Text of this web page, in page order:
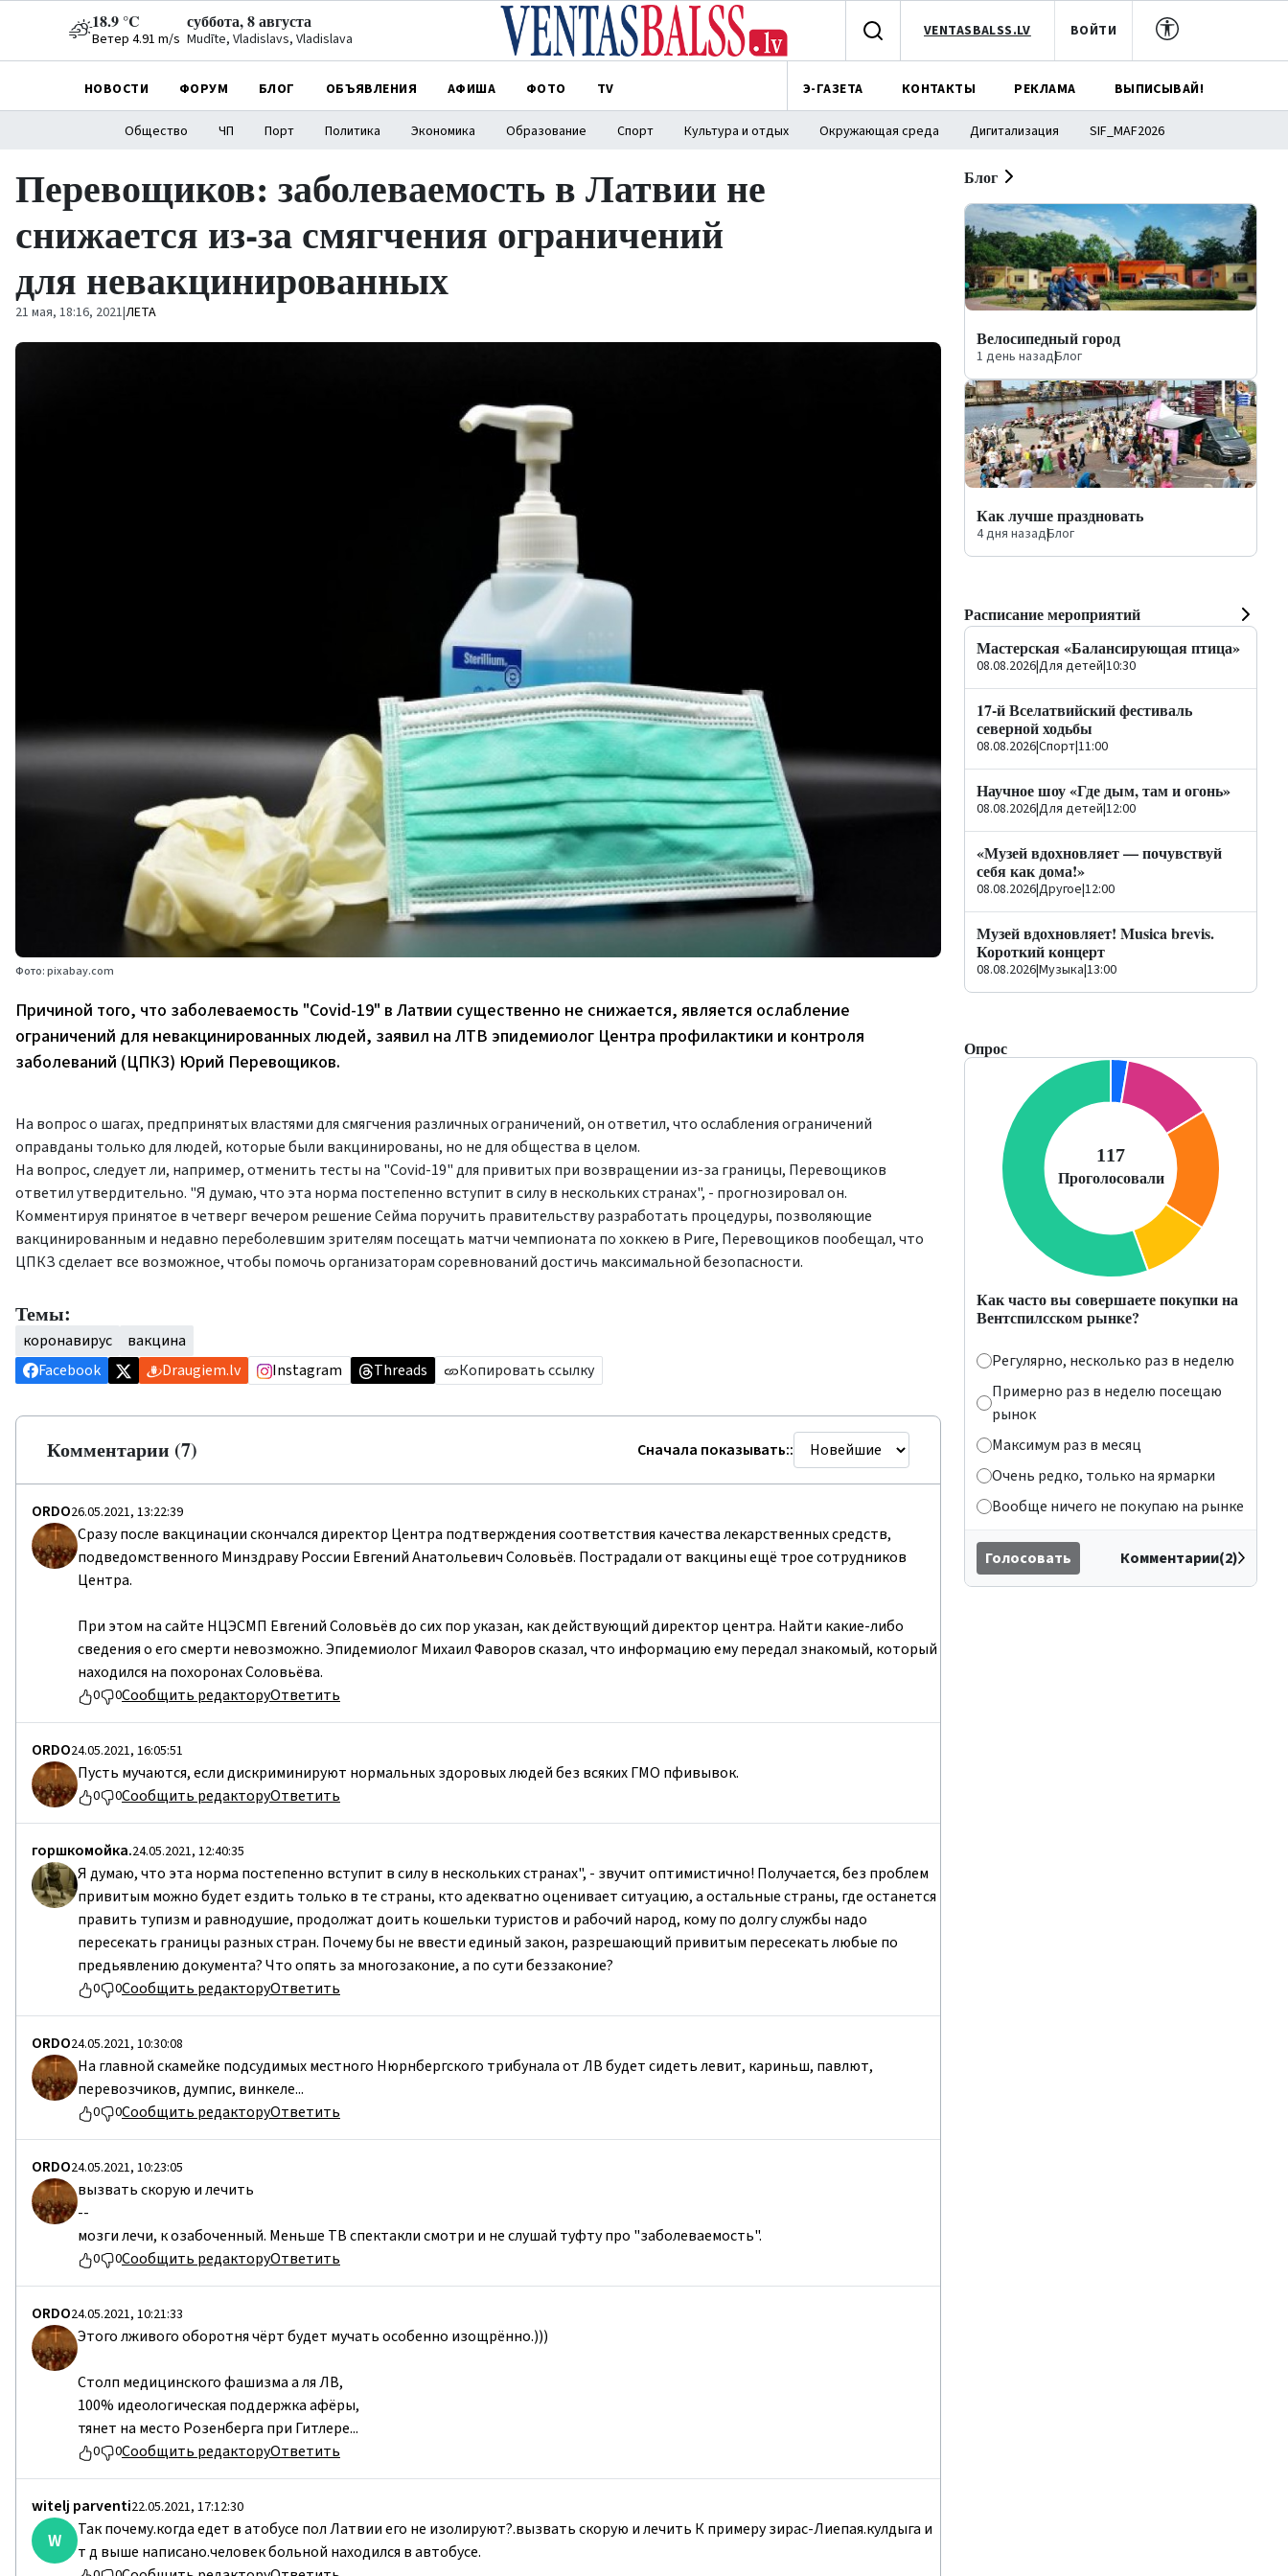
18.9 °C
Ветер 4.91 m/s
суббота, 8 августа
Mudīte, Vladislavs, Vladislava VENTASBALSS.LV ВОЙТИ
НОВОСТИ ФОРУМ БЛОГ ОБЪЯВЛЕНИЯ АФИША ФОТО TV Э-ГАЗЕТА КОНТАКТЫ РЕКЛАМА ВЫПИСЫВАЙ!
Общество ЧП Порт Политика Экономика Образование Спорт Культура и отдых Окружающая среда Дигитализация SIF_MAF2026
Перевощиков: заболеваемость в Латвии не
снижается из-за смягчения ограничений
для невакцинированных
21 мая, 18:16, 2021|ЛЕТА
Фото: pixabay.com
Причиной того, что заболеваемость "Covid-19" в Латвии существенно не снижается, является ослабление
ограничений для невакцинированных людей, заявил на ЛТВ эпидемиолог Центра профилактики и контроля
заболеваний (ЦПКЗ) Юрий Перевощиков.
На вопрос о шагах, предпринятых властями для смягчения различных ограничений, он ответил, что ослабления ограничений
оправданы только для людей, которые были вакцинированы, но не для общества в целом.
На вопрос, следует ли, например, отменить тесты на "Covid-19" для привитых при возвращении из-за границы, Перевощиков
ответил утвердительно. "Я думаю, что эта норма постепенно вступит в силу в нескольких странах", - прогнозировал он.
Комментируя принятое в четверг вечером решение Сейма поручить правительству разработать процедуры, позволяющие
вакцинированным и недавно переболевшим зрителям посещать матчи чемпионата по хоккею в Риге, Перевощиков пообещал, что
ЦПКЗ сделает все возможное, чтобы помочь организаторам соревнований достичь максимальной безопасности.
Темы:
коронавирус
вакцина
Facebook
Draugiem.lv Instagram Threads Копировать ссылку
Комментарии (7) Сначала показывать::
ORDO26.05.2021, 13:22:39
Сразу после вакцинации скончался директор Центра подтверждения соответствия качества лекарственных средств,
подведомственного Минздраву России Евгений Анатольевич Соловьёв. Пострадали от вакцины ещё трое сотрудников
Центра.
При этом на сайте НЦЭСМП Евгений Соловьёв до сих пор указан, как действующий директор центра. Найти какие-либо
сведения о его смерти невозможно. Эпидемиолог Михаил Фаворов сказал, что информацию ему передал знакомый, который
находился на похоронах Соловьёва.
0 0Сообщить редакторуОтветить
ORDO24.05.2021, 16:05:51
Пусть мучаются, если дискриминируют нормальных здоровых людей без всяких ГМО пфивывок.
0 0Сообщить редакторуОтветить
горшкомойка.24.05.2021, 12:40:35
Я думаю, что эта норма постепенно вступит в силу в нескольких странах", - звучит оптимистично! Получается, без проблем
привитым можно будет ездить только в те страны, кто адекватно оценивает ситуацию, а остальные страны, где останется
править тупизм и равнодушие, продолжат доить кошельки туристов и рабочий народ, кому по долгу службы надо
пересекать границы разных стран. Почему бы не ввести единый закон, разрешающий привитым пересекать любые по
предьявлению документа? Что опять за многозаконие, а по сути беззаконие?
0 0Сообщить редакторуОтветить
ORDO24.05.2021, 10:30:08
На главной скамейке подсудимых местного Нюрнбергского трибунала от ЛВ будет сидеть левит, кариньш, павлют,
перевозчиков, думпис, винкеле...
0 0Сообщить редакторуОтветить
ORDO24.05.2021, 10:23:05
вызвать скорую и лечить
--
мозги лечи, к озабоченный. Меньше ТВ спектакли смотри и не слушай туфту про "заболеваемость".
0 0Сообщить редакторуОтветить
ORDO24.05.2021, 10:21:33
Этого лживого оборотня чёрт будет мучать особенно изощрённо.)))
Столп медицинского фашизма а ля ЛВ,
100% идеологическая поддержка афёры,
тянет на место Розенберга при Гитлере...
0 0Сообщить редакторуОтветить
witelj parventi22.05.2021, 17:12:30
W
Так почему.когда едет в атобусе пол Латвии его не изолируют?.вызвать скорую и лечить К примеру зирас-Лиепая.кулдыга и
т д выше написано.человек больной находился в автобусе.
Блог
Велосипедный город
1 день назад|Блог
Как лучше праздновать
4 дня назад|Блог
Расписание мероприятий
Мастерская «Балансирующая птица»
08.08.2026|Для детей|10:30
17-й Вселатвийский фестиваль
северной ходьбы
08.08.2026|Спорт|11:00
Научное шоу «Где дым, там и огонь»
08.08.2026|Для детей|12:00
«Музей вдохновляет — почувствуй
себя как дома!»
08.08.2026|Другое|12:00
Музей вдохновляет! Musica brevis.
Короткий концерт
08.08.2026|Музыка|13:00
Опрос
Как часто вы совершаете покупки на
Вентспилсском рынке?
Регулярно, несколько раз в неделю
Примерно раз в неделю посещаю
рынок
Максимум раз в месяц
Очень редко, только на ярмарки
Вообще ничего не покупаю на рынке
Голосовать Комментарии(2)